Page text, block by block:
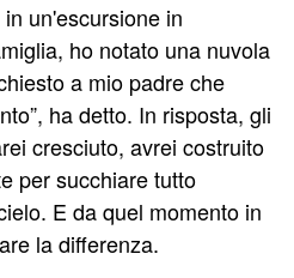
un'escursione in
ho notato una nuvola
a mio padre che
ha detto. In risposta, gli
cresciuto, avrei costruito
per succhiare tutto
E da quel momento in
la differenza.